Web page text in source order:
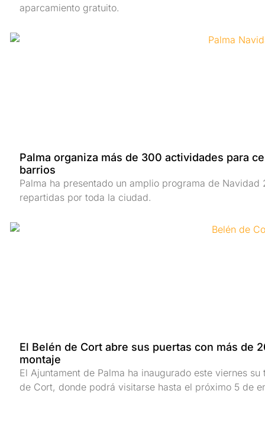
aparcamiento gratuito.
Palma organiza más de 300 actividades para
barrios
Palma ha presentado un amplio programa de
repartidas por toda la ciudad.
El Belén de Cort abre sus puertas con más de
montaje
El Ajuntament de Palma ha inaugurado este viernes
de Cort, donde podrá visitarse hasta el próximo 5 de